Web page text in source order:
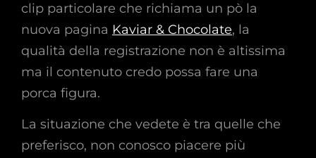
clip particolare che richiama un pò la
nuova pagina Kaviar & Chocolate, la
qualità della registrazione non è altissima
ma il contenuto credo possa fare una
porca figura.
La situazione che vedete è tra quelle che
preferisco, non conosco piacere più